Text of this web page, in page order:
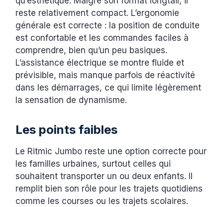
reste relativement compact. L’ergonomie
générale est correcte : la position de conduite
est confortable et les commandes faciles à
comprendre, bien qu’un peu basiques.
L’assistance électrique se montre fluide et
prévisible, mais manque parfois de réactivité
dans les démarrages, ce qui limite légèrement
la sensation de dynamisme.
Les points faibles
Le Ritmic Jumbo reste une option correcte pour
les familles urbaines, surtout celles qui
souhaitent transporter un ou deux enfants. Il
remplit bien son rôle pour les trajets quotidiens
comme les courses ou les trajets scolaires.